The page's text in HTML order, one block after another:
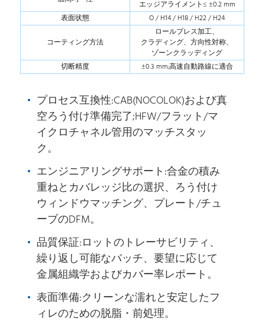
エッジアライメント≤ ±0.2 mm
表面状態
O / H14 / H18 / H22 / H24
コーティング方法
ロールプレス加工、
クラディング、方向性対称、
ゾーンクラッディング
切断精度
±0.3 mm;高速自動路線に適合
プロセス互換性:CAB(NOCOLOK)および真
空ろう付け準備完了;HFW/フラット/マ
イクロチャネル管用のマッチスタッ
ク。
エンジニアリングサポート:合金の積み
重ねとカバレッジ比の選択、ろう付け
ウィンドウマッチング、プレート/チュ
ーブのDFM。
品質保証:ロットのトレーサビリティ、
繰り返し可能なバッチ、要望に応じて
金属組織学およびカバー率レポート。
表面準備:クリーンな濡れと安定したフ
ィレのための脱脂・前処理。